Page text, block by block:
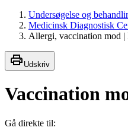
Undersøgelse og
Medicinsk Diagnostisk
Allergi, vaccination mod |
Udskriv
Vaccination
Gå direkte til: